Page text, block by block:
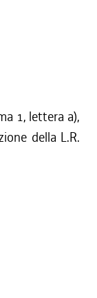
1, lettera a),
della L.R.